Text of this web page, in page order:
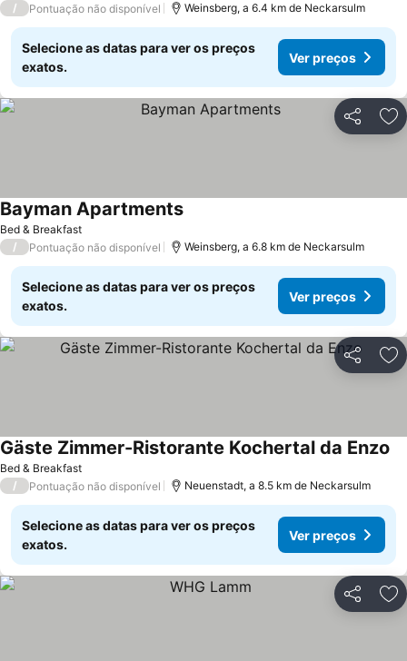
/ Pontuação não disponível Weinsberg, a 6.4 km de Neckarsulm
Selecione as datas para ver os preços
exatos.
Ver preços
Partilhar
Bed & Breakfast
Bayman Apartments
/ Pontuação não disponível Weinsberg, a 6.8 km de Neckarsulm
Selecione as datas para ver os preços
exatos.
Ver preços
Partilhar
Bed & Breakfast
Gäste Zimmer-Ristorante Kochertal da Enzo
/ Pontuação não disponível Neuenstadt, a 8.5 km de Neckarsulm
Selecione as datas para ver os preços
exatos.
Ver preços
Partilhar